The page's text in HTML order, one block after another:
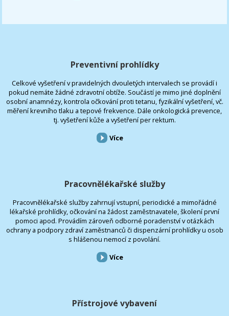
Preventivní prohlídky
Celkové vyšetření v pravidelných dvouletých intervalech se provádí i
pokud nemáte žádné zdravotní obtíže. Součástí je mimo jiné doplnění
osobní anamnézy, kontrola očkování proti tetanu, fyzikální vyšetření, vč.
měření krevního tlaku a tepové frekvence. Dále onkologická prevence,
tj. vyšetření kůže a vyšetření per rektum.
Více
Pracovnělékařské služby
Pracovnělékařské služby zahrnují vstupní, periodické a mimořádné
lékařské prohlídky, očkování na žádost zaměstnavatele, školení první
pomoci apod. Provádím zároveň odborné poradenství v otázkách
ochrany a podpory zdraví zaměstnanců či dispenzární prohlídky u osob
s hlášenou nemocí z povolání.
Více
Přístrojové vybavení